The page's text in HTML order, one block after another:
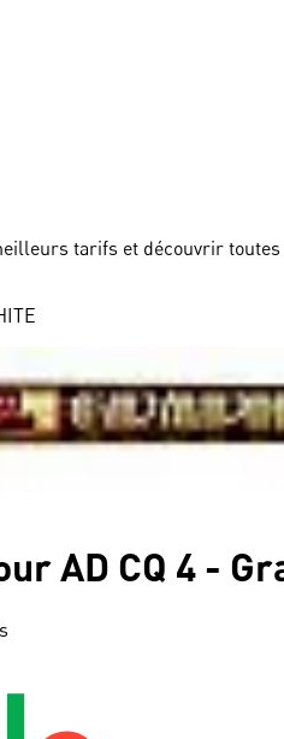
tarifs et découvrir toutes
AD CQ 4 -